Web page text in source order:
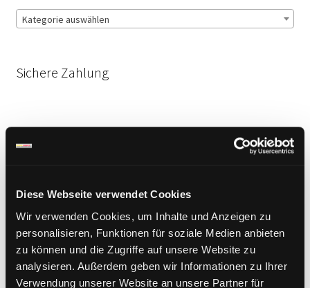
Diese Webseite verwendet Cookies
Wir verwenden Cookies, um Inhalte und Anzeigen zu
personalisieren, Funktionen für soziale Medien anbieten
zu können und die Zugriffe auf unsere Website zu
analysieren. Außerdem geben wir Informationen zu Ihrer
Verwendung unserer Website an unsere Partner für
Kategorie auswählen
Sichere Zahlung